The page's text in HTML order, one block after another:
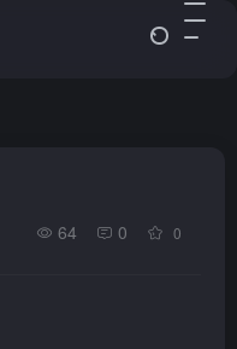
64 0 0